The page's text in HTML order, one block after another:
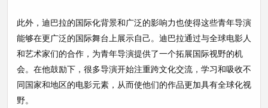
此外，迪巴拉的国际化背景和广泛的影响力也使得这些青年导演
能够在更广泛的国际舞台上展示自己。迪巴拉通过与全球电影人
和艺术家们的合作，为青年导演提供了一个拓展国际视野的机
会。在他鼓励下，很多导演开始注重跨文化交流，学习和吸收不
同国家和地区的电影元素，从而使他们的作品更加具有全球化视
野。